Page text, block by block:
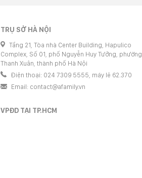
TRỤ SỞ HÀ NỘI
Tầng 21, Tòa nhà Center Building, Hapulico
Complex, Số 01, phố Nguyễn Huy Tưởng, phường
Thanh Xuân, thành phố Hà Nội
Điện thoại: 024 7309 5555, máy lẻ 62.370
Email: contact@afamily.vn
VPĐD TẠI TP.HCM